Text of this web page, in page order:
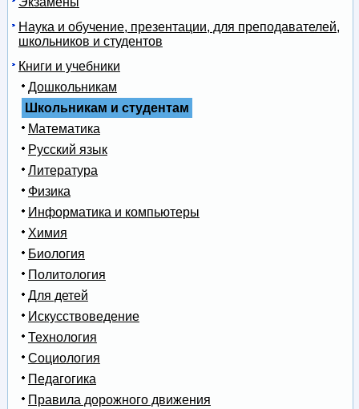
Наука и обучение, презентации, для преподавателей,
школьников и студентов
Книги и учебники
Дошкольникам
Школьникам и студентам
Математика
Русский язык
Литература
Физика
Информатика и компьютеры
Химия
Биология
Политология
Для детей
Искусствоведение
Технология
Социология
Педагогика
Правила дорожного движения